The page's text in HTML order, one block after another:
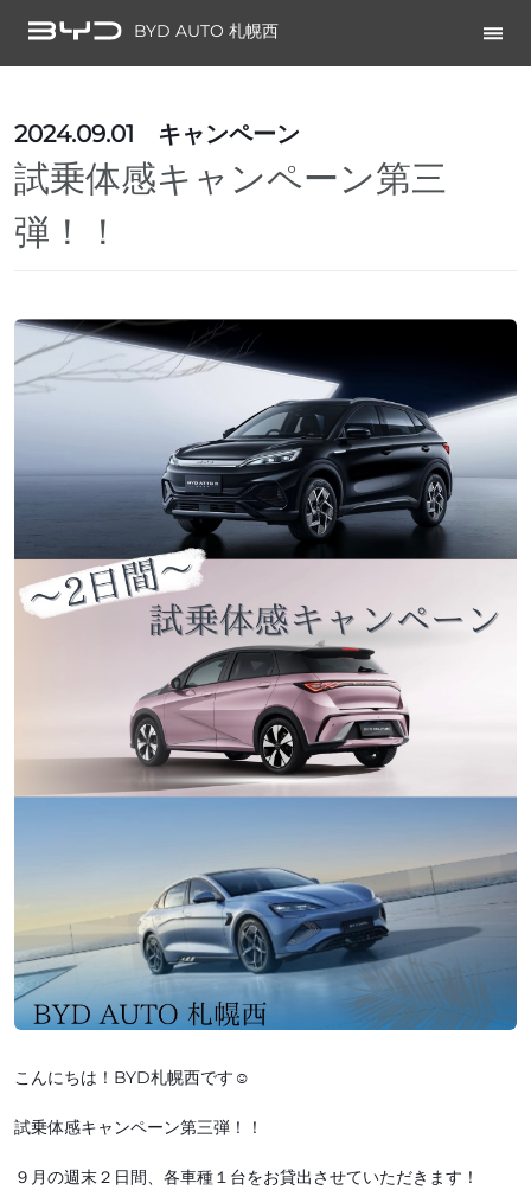
BYD AUTO 札幌西
2024.09.01 キャンペーン
試乗体感キャンペーン第三
弾！！
こんにちは！BYD札幌西です☺
試乗体感キャンペーン第三弾！！
９月の週末２日間、各車種１台をお貸出させていただきます！